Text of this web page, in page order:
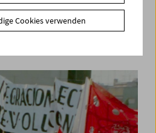
Filmmuseum
dunkler Raum!
Cookies verwenden